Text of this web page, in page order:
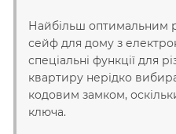
Найбільш оптимальним
сейф для дому з
спеціальні функції для
квартиру нерідко
кодовим замком,
ключа.